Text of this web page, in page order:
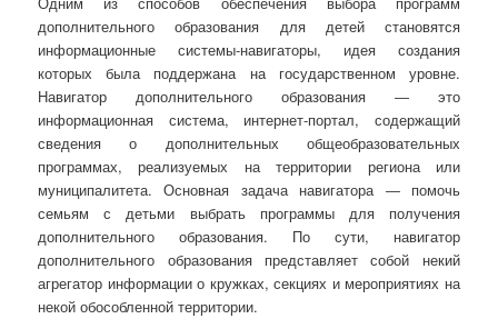
дополнительного образования для детей становятся
информационные системы-навигаторы, идея создания
которых была поддержана на государственном уровне.
Навигатор дополнительного образования ― это
информационная система, интернет-портал, содержащий
сведения о дополнительных общеобразовательных
программах, реализуемых на территории региона или
муниципалитета. Основная задача навигатора ― помочь
семьям с детьми выбрать программы для получения
дополнительного образования. По сути, навигатор
дополнительного образования представляет собой некий
агрегатор информации о кружках, секциях и мероприятиях на
некой обособленной территории.